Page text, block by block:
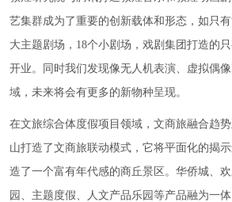
艺集群成为了重要的创新载体和形态，如只
大主题剧场，18个小剧场，戏剧集团打造的
开业。同时我们发现像无人机表演、虚拟偶
域，未来将会有更多的新物种呈现。
在文旅综合体度假项目领域，文商旅融合趋
山打造了文商旅联动模式，它将平面化的揭
造了一个富有年代感的商丘景区。华侨城、
园、主题度假、人文产品乐园等产品融为一